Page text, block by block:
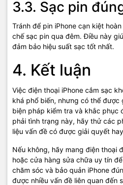
3.3. Sạc pin
Tránh để pin iPhone cạn kiệt
chế sạc pin qua đêm. Điều này
đảm bảo hiệu suất sạc tốt nhất.
4. Kết luận
Việc điện thoại iPhone cắm sạc
khá phổ biến, nhưng có thể được
biện pháp kiểm tra và khắc phục
phải tình trạng này, hãy thử các
liệu vấn đề có được giải quyết
Nếu không, hãy mang điện thoại
hoặc cửa hàng sửa chữa uy tín
chăm sóc và bảo quản iPhone
được nhiều vấn đề liên quan đến